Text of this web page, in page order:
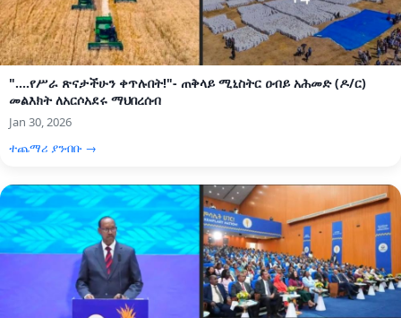
"....የሥራ ጽናታችሁን ቀጥሉበት!"- ጠቅላይ ሚኒስትር ዐብይ አሕመድ (ዶ/ር)
መልእክት ለአርሶአደሩ ማህበረሰብ
Jan 30, 2026
ተጨማሪ ያንብቡ →